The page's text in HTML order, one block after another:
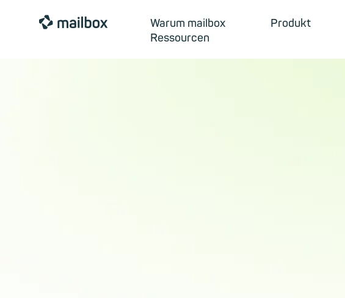
mailbox Warum mailbox Produkt
Ressourcen